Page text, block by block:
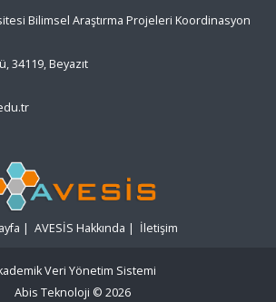
Bilimsel Araştırma Projeleri Koordinasyon
34119, Beyazıt
| AVESİS Hakkında | İletişim
Veri Yönetim Sistemi
Abis Teknoloji © 2026